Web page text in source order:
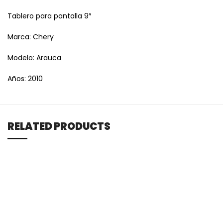
Tablero para pantalla 9″
Marca: Chery
Modelo: Arauca
Años: 2010
RELATED PRODUCTS